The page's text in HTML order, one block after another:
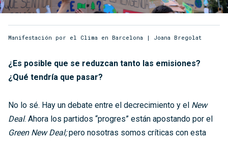
Manifestación por el Clima en Barcelona | Joana Bregolat
¿Es posible que se reduzcan tanto las emisiones?
¿Qué tendría que pasar?
No lo sé. Hay un debate entre el decrecimiento y el New
Deal. Ahora los partidos “progres” están apostando por el
Green New Deal;pero nosotras somos críticas con esta